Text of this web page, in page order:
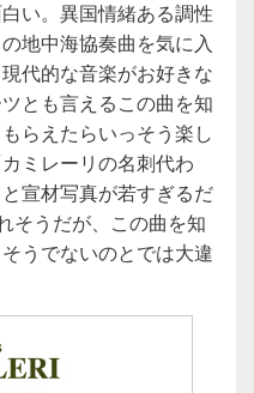
い。異国情緒ある調性
地中海協奏曲を気に入
代的な音楽がお好きな
とも言えるこの曲を知
らえたらいっそう楽し
ミレーリの名刺代わ
宣材写真が若すぎるだ
そうだが、この曲を知
うでないのとでは大違